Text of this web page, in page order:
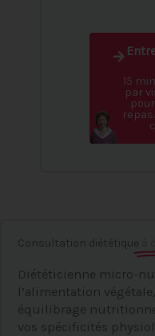
15
par
Consultation diététique
Diététicienne micro-
l’alimentation
équilibrage
vos spécificités